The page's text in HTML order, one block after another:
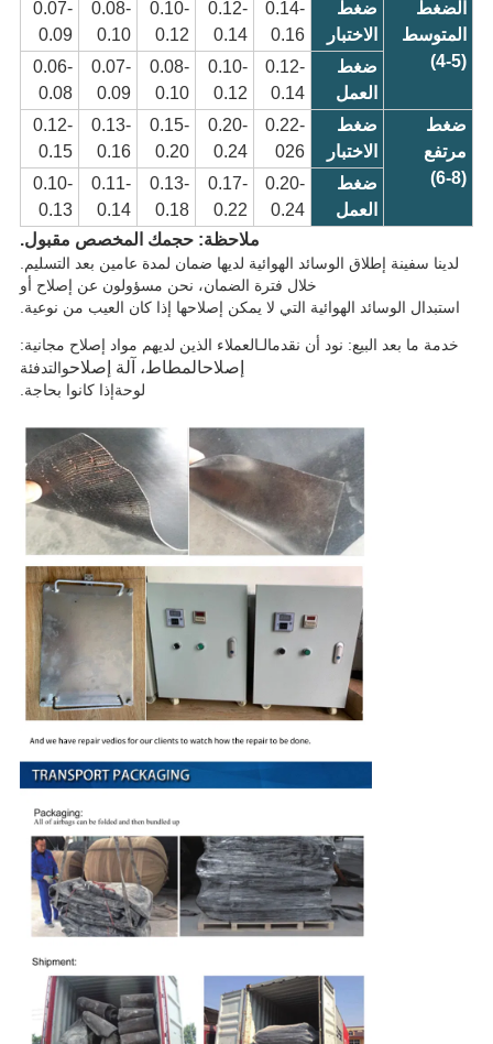
الضغط
المتوسط
(4-5)
ضغط
الاختبار
0.14-
0.16
0.12-
0.14
0.10-
0.12
0.08-
0.10
0.07-
0.09
ضغط
العمل
0.12-
0.14
0.10-
0.12
0.08-
0.10
0.07-
0.09
0.06-
0.08
ضغط
مرتفع
(6-8)
ضغط
الاختبار
0.22-
026
0.20-
0.24
0.15-
0.20
0.13-
0.16
0.12-
0.15
ضغط
العمل
0.20-
0.24
0.17-
0.22
0.13-
0.18
0.11-
0.14
0.10-
0.13
ملاحظة: حجمك المخصص مقبول.
لدينا سفينة إطلاق الوسائد الهوائية لديها ضمان لمدة عامين بعد التسليم.
خلال فترة الضمان، نحن مسؤولون عن إصلاح أو
استبدال الوسائد الهوائية التي لا يمكن إصلاحها إذا كان العيب من نوعية.
خدمة ما بعد البيع: نود أن نقدمالـالعملاء الذين لديهم مواد إصلاح مجانية:
إصلاحالمطاط، آلة إصلاحوالتدفئة
لوحةإذا كانوا بحاجة.